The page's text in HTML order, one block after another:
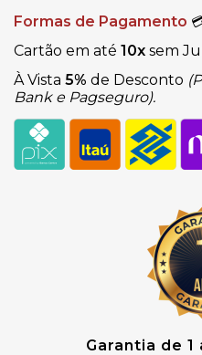
Formas de Pagamento
Cartão em até 10x sem
À Vista 5% de Desconto
Bank e Pagseguro).
Garantia de 1